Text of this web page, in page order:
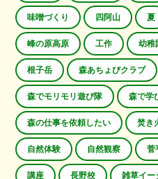
味噌づくり 四阿山 夏
峰の原高原 工作 幼稚
根子岳 森あちょびクラブ
森でモリモリ遊び隊 森で学
森の仕事を依頼したい 焚き
自然体験 自然観察 菅
講座 長野校 雑草イー